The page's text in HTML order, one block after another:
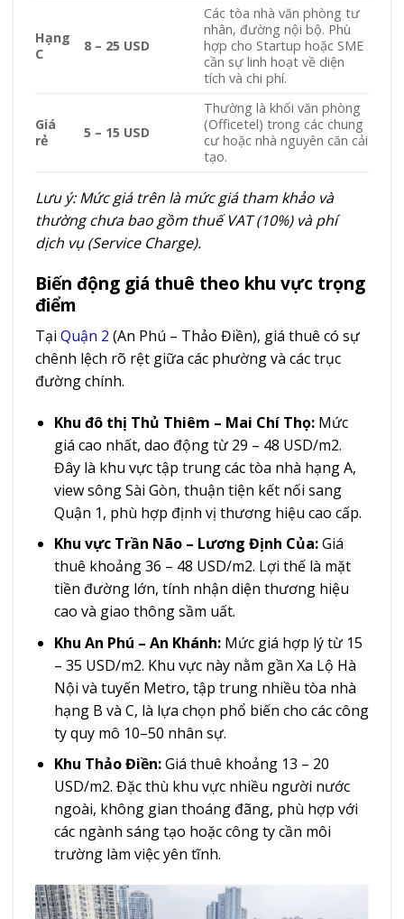
Hạng
C
8 – 25 USD
Các tòa nhà văn phòng tư
nhân, đường nội bộ. Phù
hợp cho Startup hoặc SME
cần sự linh hoạt về diện
tích và chi phí.
Giá
rẻ
5 – 15 USD
Thường là khối văn phòng
(Officetel) trong các chung
cư hoặc nhà nguyên căn cải
tạo.
Lưu ý: Mức giá trên là mức giá tham khảo và
thường chưa bao gồm thuế VAT (10%) và phí
dịch vụ (Service Charge).
Biến động giá thuê theo khu vực trọng
điểm
Tại Quận 2 (An Phú – Thảo Điền), giá thuê có sự
chênh lệch rõ rệt giữa các phường và các trục
đường chính.
Khu đô thị Thủ Thiêm – Mai Chí Thọ:Mức
giá cao nhất, dao động từ 29 – 48 USD/m2.
Đây là khu vực tập trung các tòa nhà hạng A,
view sông Sài Gòn, thuận tiện kết nối sang
Quận 1, phù hợp định vị thương hiệu cao cấp.
Khu vực Trần Não – Lương Định Của:Giá
thuê khoảng 36 – 48 USD/m2. Lợi thế là mặt
tiền đường lớn, tính nhận diện thương hiệu
cao và giao thông sầm uất.
Khu An Phú – An Khánh:Mức giá hợp lý từ 15
– 35 USD/m2. Khu vực này nằm gần Xa Lộ Hà
Nội và tuyến Metro, tập trung nhiều tòa nhà
hạng B và C, là lựa chọn phổ biến cho các công
ty quy mô 10–50 nhân sự.
Khu Thảo Điền:Giá thuê khoảng 13 – 20
USD/m2. Đặc thù khu vực nhiều người nước
ngoài, không gian thoáng đãng, phù hợp với
các ngành sáng tạo hoặc công ty cần môi
trường làm việc yên tĩnh.